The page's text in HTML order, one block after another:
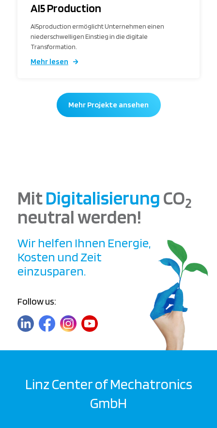
AI5 Production
AI5production ermöglicht Unternehmen einen
niederschwelligen Einstieg in die digitale
Transformation.
Mehr lesen
Mehr Projekte ansehen
MitDigitalisierungCO2
neutral werden!
Wir helfen Ihnen Energie,
Kosten und Zeit
einzusparen.
Follow us:
Linz Center of Mechatronics
GmbH